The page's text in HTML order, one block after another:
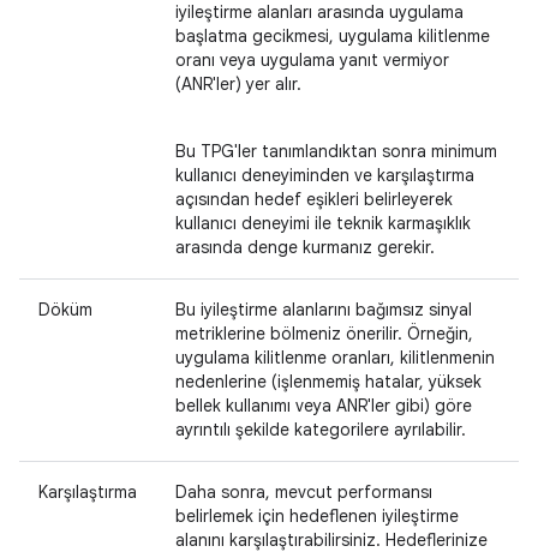
iyileştirme alanları arasında uygulama
başlatma gecikmesi, uygulama kilitlenme
oranı veya uygulama yanıt vermiyor
(ANR'ler) yer alır.
Bu TPG'ler tanımlandıktan sonra minimum
kullanıcı deneyiminden ve karşılaştırma
açısından hedef eşikleri belirleyerek
kullanıcı deneyimi ile teknik karmaşıklık
arasında denge kurmanız gerekir.
Döküm
Bu iyileştirme alanlarını bağımsız sinyal
metriklerine bölmeniz önerilir. Örneğin,
uygulama kilitlenme oranları, kilitlenmenin
nedenlerine (işlenmemiş hatalar, yüksek
bellek kullanımı veya ANR'ler gibi) göre
ayrıntılı şekilde kategorilere ayrılabilir.
Karşılaştırma
Daha sonra, mevcut performansı
belirlemek için hedeflenen iyileştirme
alanını karşılaştırabilirsiniz. Hedeflerinize